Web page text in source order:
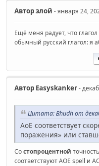
Авторзлой - января 24,
Ещё меня радует, что
обычный русский глагол: я
Автор Easyskanker-
Цитата: Bhudh от
AoE соответствует
поражения» или
Состопроцентной
соответствуют AOE spell и